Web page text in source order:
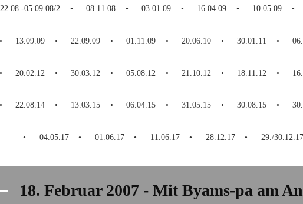
22.08.-05.09.08/2 08.11.08 03.01.09 16.04.09 10.05.09
13.09.09 22.09.09 01.11.09 20.06.10 30.01.11
20.02.12 30.03.12 05.08.12 21.10.12 18.11.12
22.08.14 13.03.15 06.04.15 31.05.15 30.08.15
04.05.17 01.06.17 11.06.17 28.12.17 29./30.12.17
18. Februar 2007 - Mit Byams-pa am